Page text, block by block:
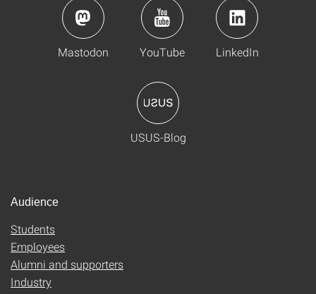
Mastodon YouTube LinkedIn
USUS-Blog
Audience
Students
Employees
Alumni and supporters
Industry